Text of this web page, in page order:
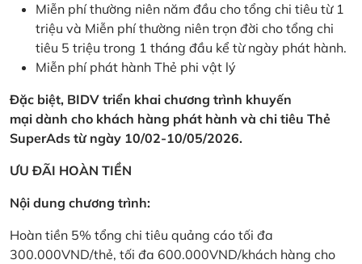
Miễn phí thường niên năm đầu cho tổng chi tiêu từ 1
triệu và Miễn phí thường niên trọn đời cho tổng chi
tiêu 5 triệu trong 1 tháng đầu kể từ ngày phát hành.
Miễn phí phát hành Thẻ phi vật lý
Đặc biệt, BIDV triển khai chương trình khuyến
mại dành cho khách hàng phát hành và chi tiêu Thẻ
SuperAds từ ngày 10/02-10/05/2026.
ƯU ĐÃI HOÀN TIỀN
Nội dung chương trình:
Hoàn tiền 5% tổng chi tiêu quảng cáo tối đa
300.000VND/thẻ, tối đa 600.000VND/khách hàng cho